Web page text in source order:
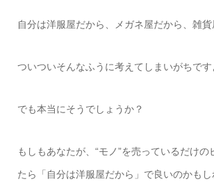
自分は洋服屋だから、メガネ屋だから、雑貨
ついついそんなふうに考えてしまいがちです
でも本当にそうでしょうか？
もしもあなたが、“モノ”を売っているだけの
たら「自分は洋服屋だから」で良いのかもし